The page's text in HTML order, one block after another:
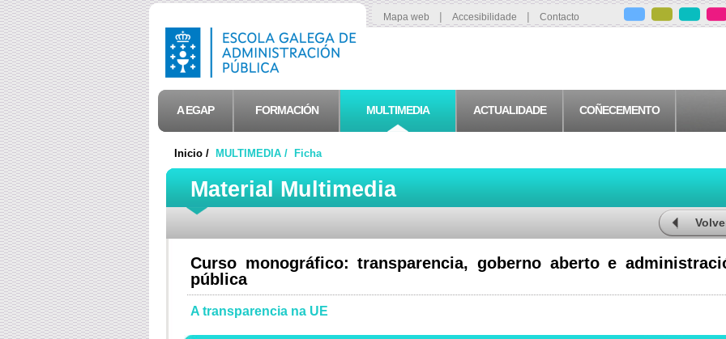
Mapa web | Accesibilidade | Contacto
A EGAP FORMACIÓN MULTIMEDIA ACTUALIDADE COÑECEMENTO
Inicio / MULTIMEDIA / Ficha
Material Multimedia
Curso monográfico: transparencia, goberno aberto e
pública
A transparencia na UE